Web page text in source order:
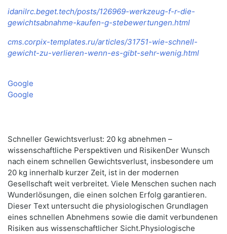
idanilrc.beget.tech/posts/126969-werkzeug-f-r-die-
gewichtsabnahme-kaufen-g-stebewertungen.html
cms.corpix-templates.ru/articles/31751-wie-schnell-
gewicht-zu-verlieren-wenn-es-gibt-sehr-wenig.html
Google
Google
Schneller Gewichtsverlust: 20 kg abnehmen –
wissenschaftliche Perspektiven und RisikenDer Wunsch
nach einem schnellen Gewichtsverlust, insbesondere um
20 kg innerhalb kurzer Zeit, ist in der modernen
Gesellschaft weit verbreitet. Viele Menschen suchen nach
Wunderlösungen, die einen solchen Erfolg garantieren.
Dieser Text untersucht die physiologischen Grundlagen
eines schnellen Abnehmens sowie die damit verbundenen
Risiken aus wissenschaftlicher Sicht.Physiologische